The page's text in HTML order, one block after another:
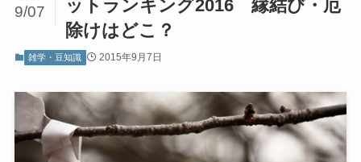
ットランキング2016 縁結び・厄
除けはどこ？
9/07
雑学・豆知識 2015年9月7日